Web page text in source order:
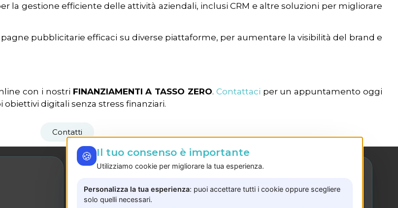
la gestione efficiente delle attività aziendali, inclusi CRM e altre soluzioni per migliorare
pubblicitarie efficaci su diverse piattaforme, per aumentare la visibilità del brand e
con i nostri FINANZIAMENTI A TASSO ZERO. Contattaci per un appuntamento oggi
digitali senza stress finanziari.
Contatti
LE NOSTRE SEDI
Sede Salerno
Sede Bellizzi
🍪 Il tuo consenso è importante
Utilizziamo cookie per migliorare la tua esperienza.
Personalizza la tua esperienza: puoi accettare tutti i cookie oppure scegliere
solo quelli necessari.